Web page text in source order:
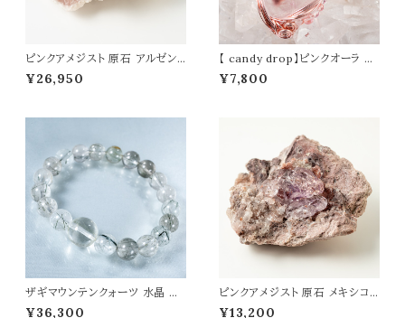
ピンクアメジスト 原石 アルゼン
チン産 置物 幅65mm 浄化 癒し
開運 愛情運 パワーストーン 天
¥26,950
【 candy drop】ピンクオーラ ペ
ンダントトップ オリジナルアクセ
サリー 天然石 パワーストーン d
¥7,800
ザギマウンテンクォーツ 水晶 ブ
レスレット 高波動 アセンションス
¥36,300
ピンクアメジスト 原石 メキシコ
ソノマ産 置物 幅41mm 浄化 癒
¥13,200